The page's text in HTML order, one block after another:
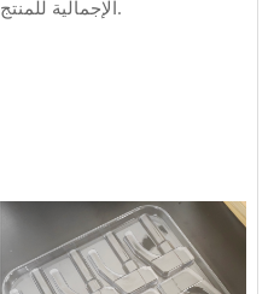
الإجمالية للمنتج.